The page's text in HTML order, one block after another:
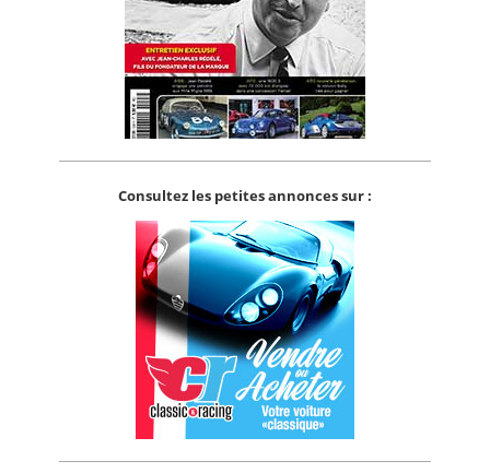
Consultez les petites annonces sur :